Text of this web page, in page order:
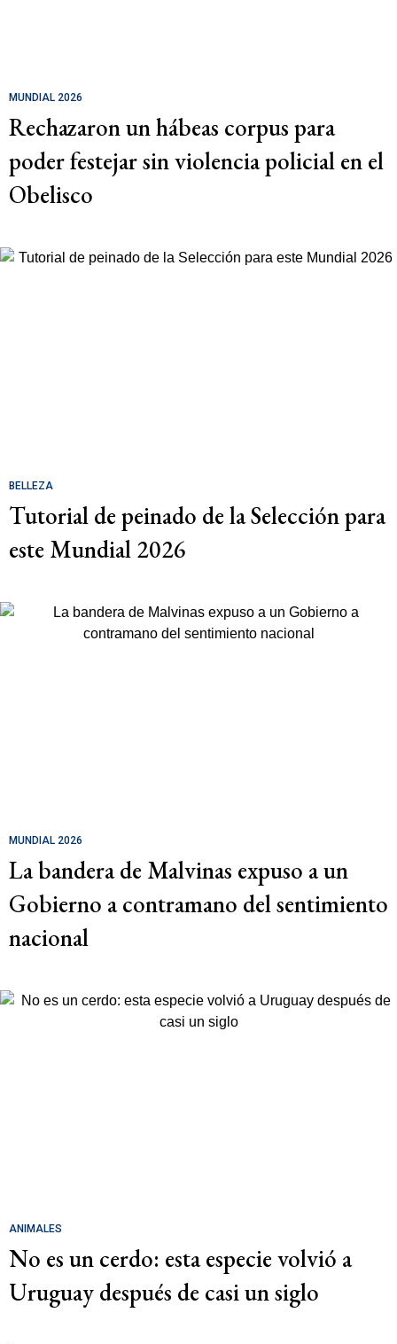
MUNDIAL 2026
Rechazaron un hábeas corpus para
poder festejar sin violencia policial en el
Obelisco
BELLEZA
Tutorial de peinado de la Selección para
este Mundial 2026
MUNDIAL 2026
La bandera de Malvinas expuso a un
Gobierno a contramano del sentimiento
nacional
ANIMALES
No es un cerdo: esta especie volvió a
Uruguay después de casi un siglo